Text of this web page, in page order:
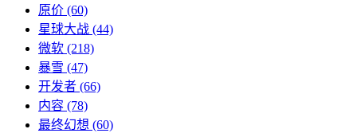
原价 (60)
星球大战 (44)
微软 (218)
暴雪 (47)
开发者 (66)
内容 (78)
最终幻想 (60)